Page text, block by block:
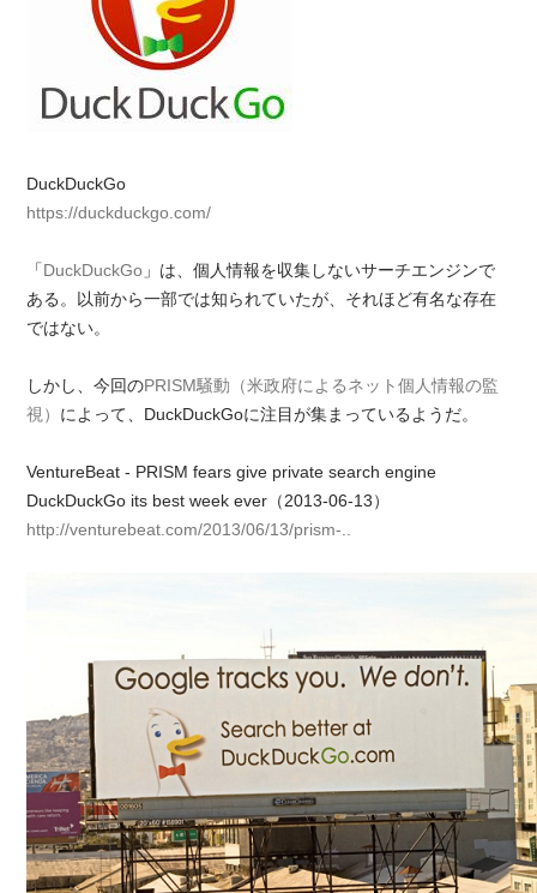
DuckDuckGo
https://duckduckgo.com/
「DuckDuckGo 」は、個人情報を収集しないサーチエンジンで
ある。以前から一部では知られていたが、それほど有名な存在
ではない。
しかし、今回のPRISM騒動（米政府によるネット個人情報の監
視） によって、DuckDuckGoに注目が集まっているようだ。
VentureBeat - PRISM fears give private search engine
DuckDuckGo its best week ever（2013-06-13）
http://venturebeat.com/2013/06/13/prism-..